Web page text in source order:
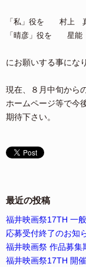
「私」役を 村上
「晴彦」役を 星
にお願いする事にな
現在、８月中旬から
ホームページ等で今
期待下さい。
最近の投稿
福井映画祭17TH 一
応募受付終了のお知
福井映画祭 作品募集
福井映画祭17TH 開催